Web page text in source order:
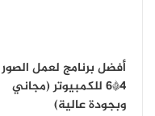
أفضل برنامج لعمل الصور
4*6 للكمبيوتر (مجاني
وبجودة عالية)